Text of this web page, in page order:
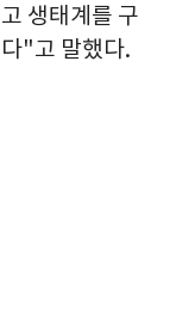
생태계를 구
"고 말했다.